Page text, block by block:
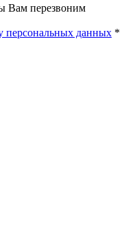
Вам перезвоним
персональных данных *